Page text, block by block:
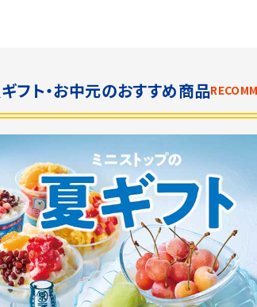
フト・お中元のおすすめ商品